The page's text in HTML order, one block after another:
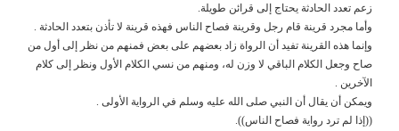
زعم تعدد الحادثة يحتاج إلى قرائن طويلة.
وأما مجرد قرينة قام رجل وقرينة فصاح الناس فهذه قرينة لا تأذن بتعدد الحادثة .
وإنما هذه القرينة تفيد أن الرواة زاد بعضهم على بعض فمنهم من نظر إلى أول من
صاح وجعل الكلام الباقي لا وزن له، ومنهم من نسي الكلام الأول ونظر إلى كلام
الآخرين .
ويمكن أن يقال أن النبي صلى الله عليه وسلم في الرواية الأولى .
((إذا لم ترد رواية فصاح الناس)).